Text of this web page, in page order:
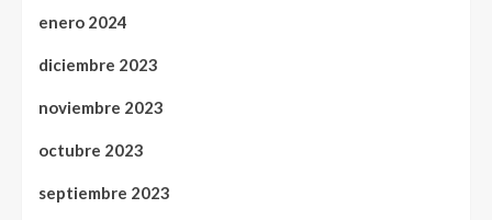
enero 2024
diciembre 2023
noviembre 2023
octubre 2023
septiembre 2023